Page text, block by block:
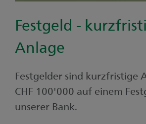
Festgeld -
Anlage
Festgelder sind kurzfristige
CHF 100'000 auf einem
unserer Bank.